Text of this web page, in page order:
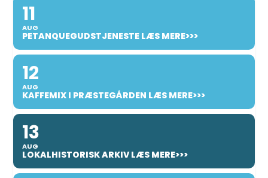
11
AUG
PETANQUEGUDSTJENESTE LÆS MERE>>>
12
AUG
KAFFEMIX I PRÆSTEGÅRDEN LÆS MERE>>>
13
AUG
LOKALHISTORISK ARKIV LÆS MERE>>>